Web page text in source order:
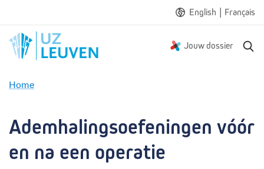
English | Français
Jouw dossier
Home
m
h
a
Ademhalingsoefeningen vóór
en na een operatie